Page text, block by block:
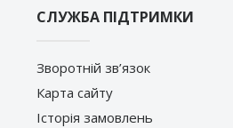
СЛУЖБА ПІДТРИМКИ
Зворотній зв’язок
Карта сайту
Історія замовлень